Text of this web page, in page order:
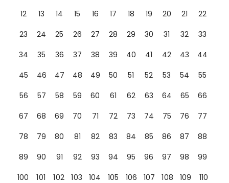
12
13 14 15 16 17 18 19 20 21
22
23
24 25 26 27 28 29 30 31 32
33
34
35 36 37 38 39 40 41 42 43
44
45
46 47 48 49 50 51 52 53 54
55
56
57 58 59 60 61 62 63 64 65
66
67
68 69 70 71 72 73 74 75 76
77
78
79 80 81 82 83 84 85 86 87
88
89
90 91 92 93 94 95 96 97 98
99
100
101 102 103 104 105 106 107 108 109
110